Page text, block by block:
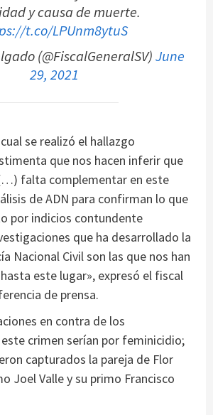
y causa de muerte.
t.co/LPUnm8ytuS
(@FiscalGeneralSV)June
29, 2021
se realizó el hallazgo
que nos hacen inferir que
falta complementar en este
de ADN para confirman lo que
por indicios contundente
que ha desarrollado la
Nacional Civil son las que nos han
este lugar», expresó el fiscal
de prensa.
en contra de los
crimen serían por feminicidio;
capturados la pareja de Flor
Joel Valle y su primo Francisco